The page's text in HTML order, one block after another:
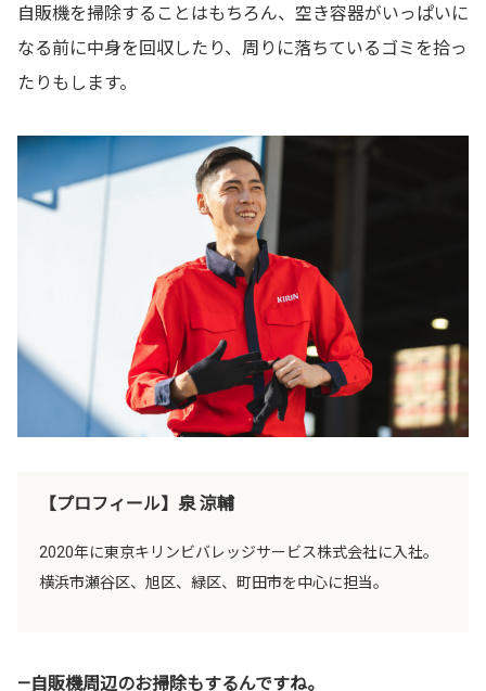
自販機を掃除することはもちろん、空き容器がいっぱいに
なる前に中身を回収したり、周りに落ちているゴミを拾っ
たりもします。
【プロフィール】泉 涼輔
2020年に東京キリンビバレッジサービス株式会社に入社。
横浜市瀬谷区、旭区、緑区、町田市を中心に担当。
—自販機周辺のお掃除もするんですね。